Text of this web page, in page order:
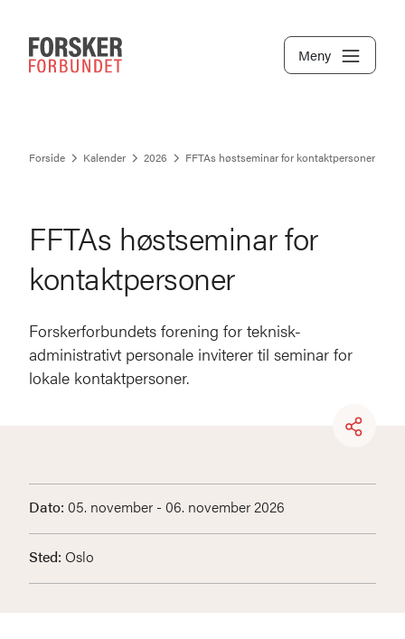
Meny
Forside Kalender 2026 FFTAs høstseminar for kontaktpersoner
FFTAs høstseminar for
kontaktpersoner
Forskerforbundets forening for teknisk-
administrativt personale inviterer til seminar for
lokale kontaktpersoner.
Dato: 05. november - 06. november 2026
Sted: Oslo